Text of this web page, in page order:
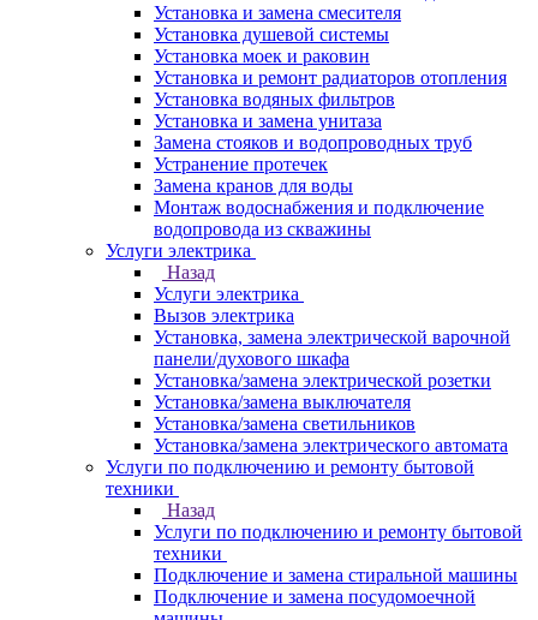
Установка и замена смесителя
Установка душевой системы
Установка моек и раковин
Установка и ремонт радиаторов отопления
Установка водяных фильтров
Установка и замена унитаза
Замена стояков и водопроводных труб
Устранение протечек
Замена кранов для воды
Монтаж водоснабжения и подключение
водопровода из скважины
Услуги электрика
Назад
Услуги электрика
Вызов электрика
Установка, замена электрической варочной
панели/духового шкафа
Установка/замена электрической розетки
Установка/замена выключателя
Установка/замена светильников
Установка/замена электрического автомата
Услуги по подключению и ремонту бытовой
техники
Назад
Услуги по подключению и ремонту бытовой
техники
Подключение и замена стиральной машины
Подключение и замена посудомоечной